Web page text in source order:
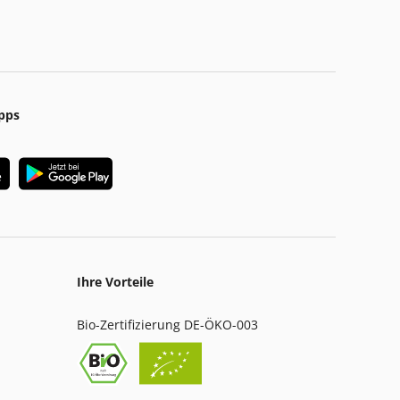
Ihre Vorteile
Bio-Zertifizierung DE-ÖKO-003